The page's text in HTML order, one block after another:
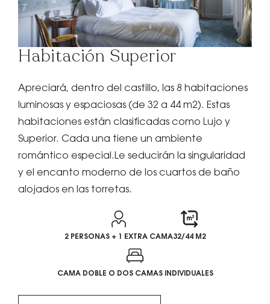
Habitación Superior
Apreciará, dentro del castillo, las 8 habitaciones
luminosas y espaciosas (de 32 a 44 m2). Estas
habitaciones están clasificadas como Lujo y
Superior. Cada una tiene un ambiente
romántico especial.Le seducirán la singularidad
y el encanto moderno de los cuartos de baño
alojados en las torretas.
2 PERSONAS + 1 EXTRA CAMA32/44 M2
CAMA DOBLE O DOS CAMAS INDIVIDUALES